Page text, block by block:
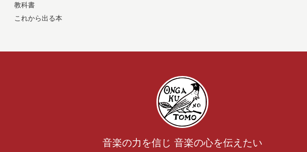
教科書
これから出る本
音楽の力を信じ 音楽の心を伝えたい